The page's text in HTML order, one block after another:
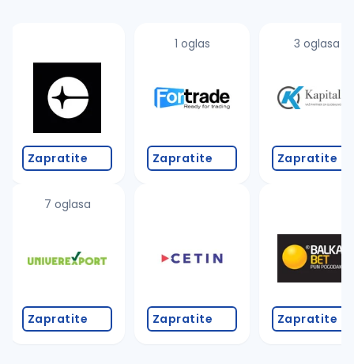
Takođe možete da:
proverite pravopisne greške (koristite č, ć, š, đ,
povećajte radijus za odabrani grad
promenite odabrane filtere pretrage
Zapratite
7 oglasa
Zapratite
1 oglas
Zapratite
Zapratite
3 oglasa
Zapratite
Zapratite